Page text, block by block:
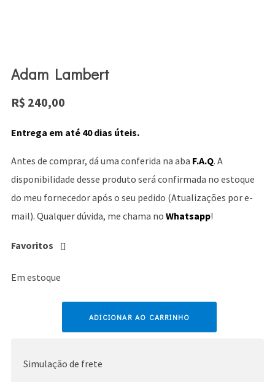
Adam Lambert
R$ 240,00
Entrega em até 40 dias úteis.
Antes de comprar, dá uma conferida na aba F.A.Q. A
disponibilidade desse produto será confirmada no estoque
do meu fornecedor após o seu pedido (Atualizações por e-
mail). Qualquer dúvida, me chama no Whatsapp!
Favoritos
Em estoque
ADICIONAR AO CARRINHO
Simulação de frete